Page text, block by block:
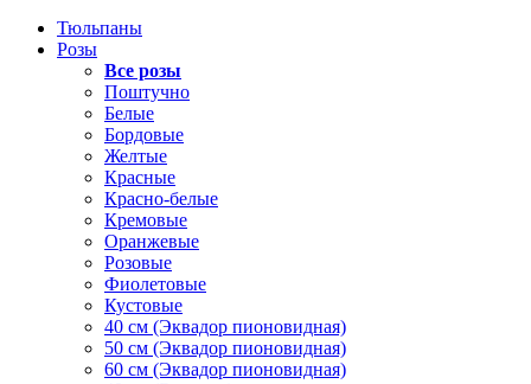
Тюльпаны
Розы
Все розы
Поштучно
Белые
Бордовые
Желтые
Красные
Красно-белые
Кремовые
Оранжевые
Розовые
Фиолетовые
Кустовые
40 см (Эквадор пионовидная)
50 см (Эквадор пионовидная)
60 см (Эквадор пионовидная)